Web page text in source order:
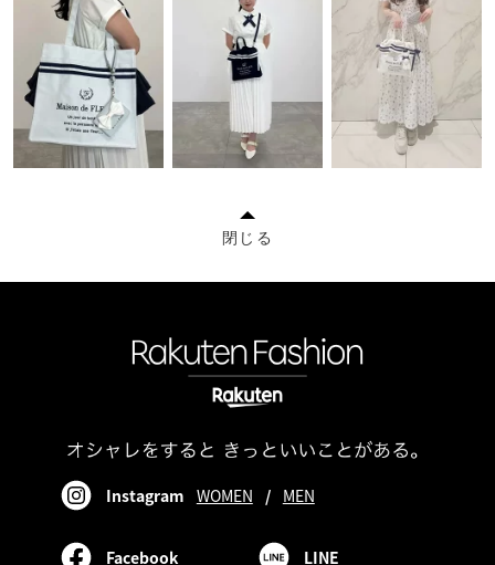
閉じる
Instagram WOMEN / MEN
Facebook LINE